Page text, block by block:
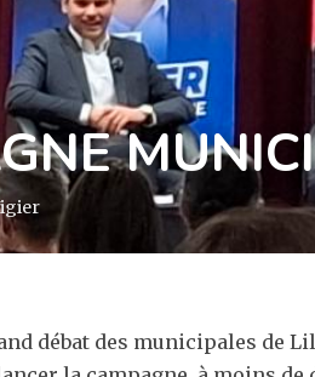
débat des municipales de